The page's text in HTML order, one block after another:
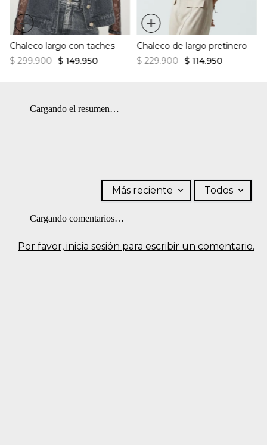
+
Chaleco largo con taches
$ 299.900 $ 149.950
+
Chaleco de largo pretinero
$ 229.900 $ 114.950
Cargando el resumen…
Por favor, inicia sesión para escribir un comentario.
Más reciente Todos
Cargando comentarios…